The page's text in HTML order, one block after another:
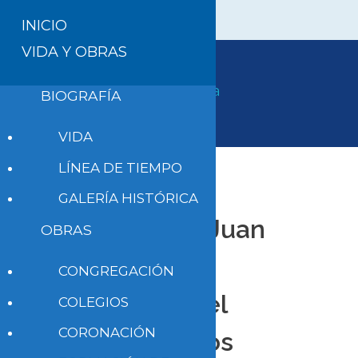
Será santo Juan
Bautista
Scalabrini, el
“Padre de los
INICIO
VIDA Y OBRAS
BIOGRAFÍA
VIDA
LÍNEA DE TIEMPO
GALERÍA HISTÓRICA
OBRAS
CONGREGACIÓN
COLEGIOS
CORONACIÓN